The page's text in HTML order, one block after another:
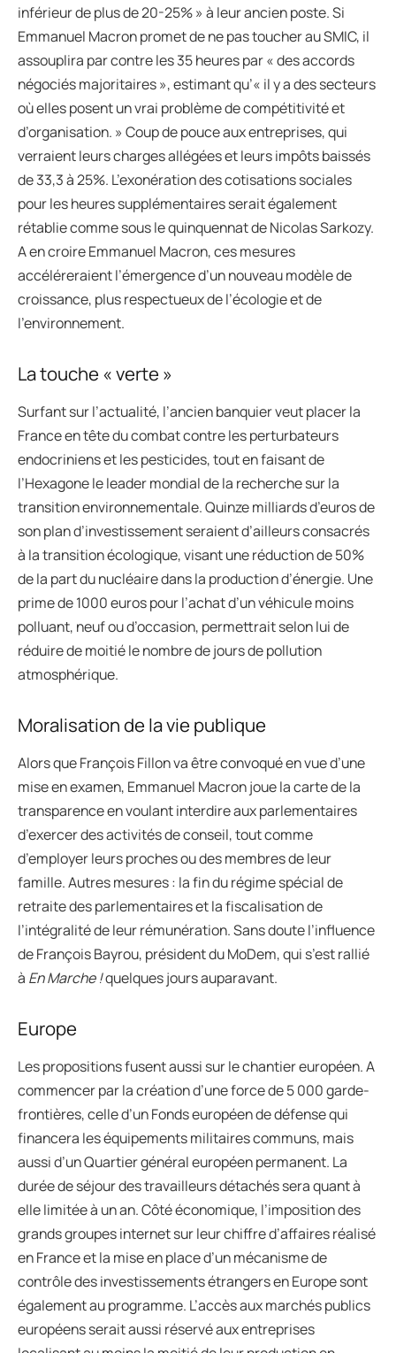
inférieur de plus de 20-25% » à leur ancien poste. Si
Emmanuel Macron promet de ne pas toucher au SMIC, il
assouplira par contre les 35 heures par « des accords
négociés majoritaires », estimant qu’« il y a des secteurs
où elles posent un vrai problème de compétitivité et
d’organisation. » Coup de pouce aux entreprises, qui
verraient leurs charges allégées et leurs impôts baissés
de 33,3 à 25%. L’exonération des cotisations sociales
pour les heures supplémentaires serait également
rétablie comme sous le quinquennat de Nicolas Sarkozy.
A en croire Emmanuel Macron, ces mesures
accéléreraient l’émergence d’un nouveau modèle de
croissance, plus respectueux de l’écologie et de
l’environnement.
La touche « verte »
Surfant sur l’actualité, l’ancien banquier veut placer la
France en tête du combat contre les perturbateurs
endocriniens et les pesticides, tout en faisant de
l’Hexagone le leader mondial de la recherche sur la
transition environnementale. Quinze milliards d’euros de
son plan d’investissement seraient d’ailleurs consacrés
à la transition écologique, visant une réduction de 50%
de la part du nucléaire dans la production d’énergie. Une
prime de 1000 euros pour l’achat d’un véhicule moins
polluant, neuf ou d’occasion, permettrait selon lui de
réduire de moitié le nombre de jours de pollution
atmosphérique.
Moralisation de la vie publique
Alors que François Fillon va être convoqué en vue d’une
mise en examen, Emmanuel Macron joue la carte de la
transparence en voulant interdire aux parlementaires
d’exercer des activités de conseil, tout comme
d’employer leurs proches ou des membres de leur
famille. Autres mesures : la fin du régime spécial de
retraite des parlementaires et la fiscalisation de
l’intégralité de leur rémunération. Sans doute l’influence
de François Bayrou, président du MoDem, qui s’est rallié
à En Marche !quelques jours auparavant.
Europe
Les propositions fusent aussi sur le chantier européen. A
commencer par la création d’une force de 5 000 garde-
frontières, celle d’un Fonds européen de défense qui
financera les équipements militaires communs, mais
aussi d’un Quartier général européen permanent. La
durée de séjour des travailleurs détachés sera quant à
elle limitée à un an. Côté économique, l’imposition des
grands groupes internet sur leur chiffre d’affaires réalisé
en France et la mise en place d’un mécanisme de
contrôle des investissements étrangers en Europe sont
également au programme. L’accès aux marchés publics
européens serait aussi réservé aux entreprises